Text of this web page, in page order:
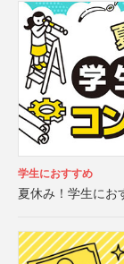
学生におすすめ
夏休み！学生にお